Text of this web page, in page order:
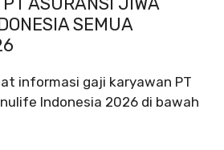
SEMUA
informasi gaji karyawan PT
Indonesia 2026 di bawah